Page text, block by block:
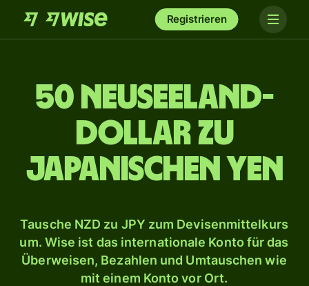
Registrieren
50 Neuseeland-
Dollar zu
japanischen Yen
Tausche NZD zu JPY zum Devisenmittelkurs
um. Wise ist das internationale Konto für das
Überweisen, Bezahlen und Umtauschen wie
mit einem Konto vor Ort.